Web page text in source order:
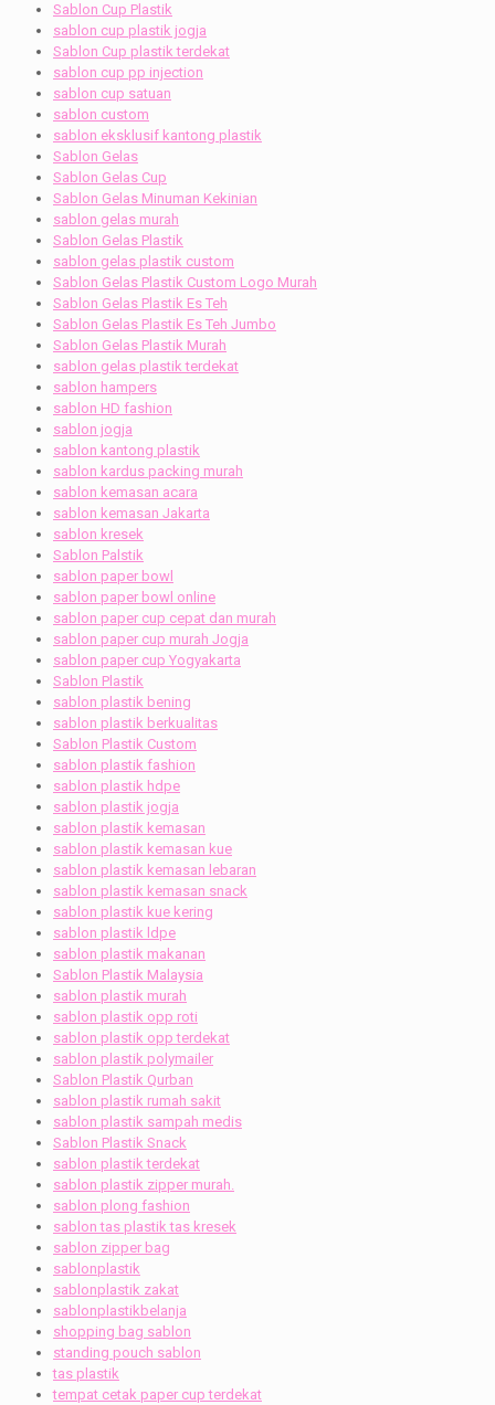
Sablon Cup Plastik
sablon cup plastik jogja
Sablon Cup plastik terdekat
sablon cup pp injection
sablon cup satuan
sablon custom
sablon eksklusif kantong plastik
Sablon Gelas
Sablon Gelas Cup
Sablon Gelas Minuman Kekinian
sablon gelas murah
Sablon Gelas Plastik
sablon gelas plastik custom
Sablon Gelas Plastik Custom Logo Murah
Sablon Gelas Plastik Es Teh
Sablon Gelas Plastik Es Teh Jumbo
Sablon Gelas Plastik Murah
sablon gelas plastik terdekat
sablon hampers
sablon HD fashion
sablon jogja
sablon kantong plastik
sablon kardus packing murah
sablon kemasan acara
sablon kemasan Jakarta
sablon kresek
Sablon Palstik
sablon paper bowl
sablon paper bowl online
sablon paper cup cepat dan murah
sablon paper cup murah Jogja
sablon paper cup Yogyakarta
Sablon Plastik
sablon plastik bening
sablon plastik berkualitas
Sablon Plastik Custom
sablon plastik fashion
sablon plastik hdpe
sablon plastik jogja
sablon plastik kemasan
sablon plastik kemasan kue
sablon plastik kemasan lebaran
sablon plastik kemasan snack
sablon plastik kue kering
sablon plastik ldpe
sablon plastik makanan
Sablon Plastik Malaysia
sablon plastik murah
sablon plastik opp roti
sablon plastik opp terdekat
sablon plastik polymailer
Sablon Plastik Qurban
sablon plastik rumah sakit
sablon plastik sampah medis
Sablon Plastik Snack
sablon plastik terdekat
sablon plastik zipper murah.
sablon plong fashion
sablon tas plastik tas kresek
sablon zipper bag
sablonplastik
sablonplastik zakat
sablonplastikbelanja
shopping bag sablon
standing pouch sablon
tas plastik
tempat cetak paper cup terdekat